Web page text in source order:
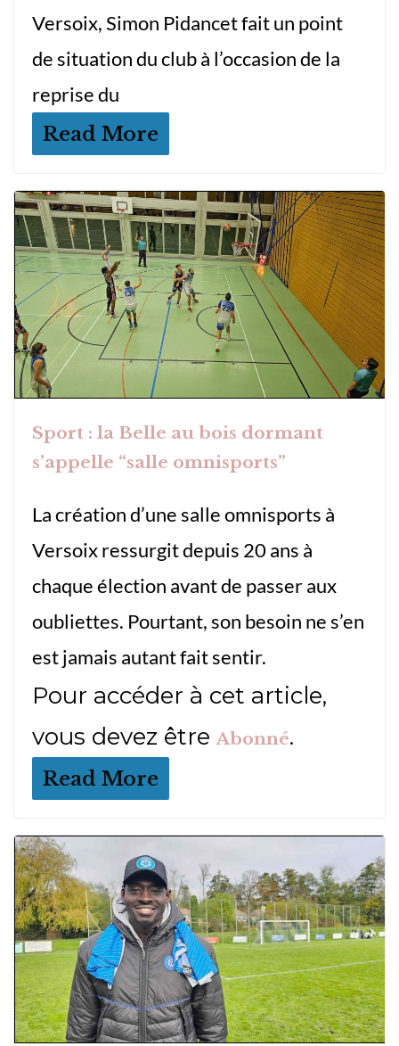
Versoix, Simon Pidancet fait un point
de situation du club à l’occasion de la
reprise du
Read More
Sport : la Belle au bois dormant
s’appelle “salle omnisports”
La création d’une salle omnisports à
Versoix ressurgit depuis 20 ans à
chaque élection avant de passer aux
oubliettes. Pourtant, son besoin ne s’en
est jamais autant fait sentir.
Pour accéder à cet article,
vous devez êtreAbonné.
Read More